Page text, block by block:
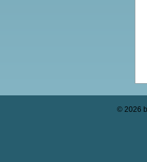
© 2026